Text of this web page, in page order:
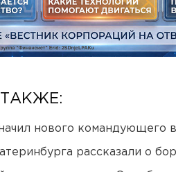
нового командующего
рассказали о